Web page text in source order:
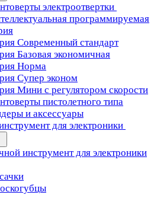
электроотвертки
программируемая
Современный стандарт
Базовая экономичная
Норма
Cупер эконом
Мини с регулятором скорости
пистолетного типа
и аксессуары
для электроники
инструмент для электроники